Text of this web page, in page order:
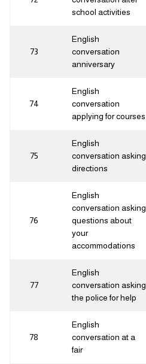
school activities
English
conversation
anniversary
73
English
conversation
applying for courses
74
English
conversation asking
directions
75
English
conversation asking
questions about
your
accommodations
76
English
conversation asking
the police for help
77
English
conversation at a
fair
78